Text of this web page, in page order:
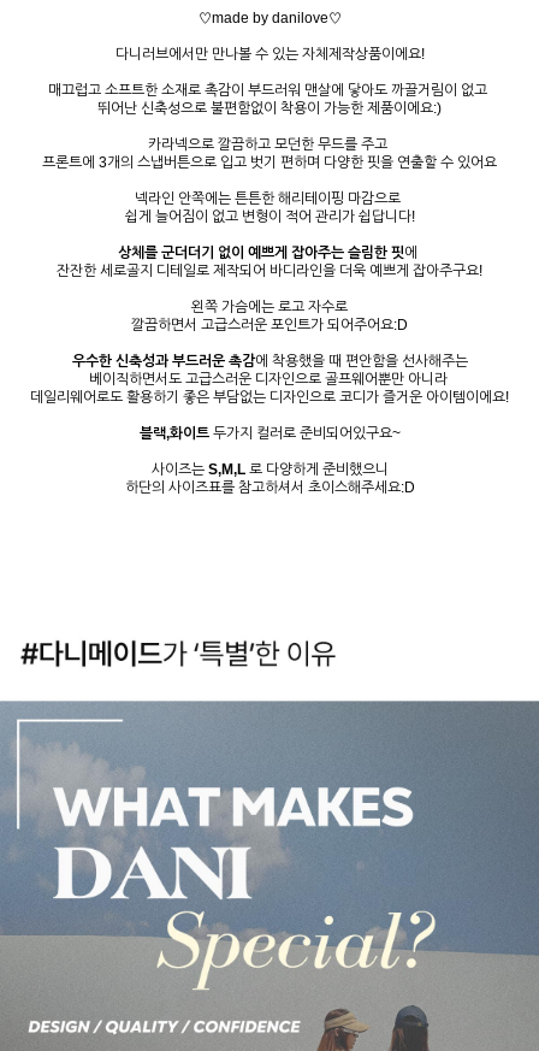
♡made by danilove♡
다니러브에서만 만나볼 수 있는 자체제작상품이에요!
매끄럽고 소프트한 소재로 촉감이 부드러워 맨살에 닿아도 까끌거림이 없고
뛰어난 신축성으로 불편함없이 착용이 가능한 제품이에요:)
카라넥으로 깔끔하고 모던한 무드를 주고
프론트에 3개의 스냅버튼으로 입고 벗기 편하며 다양한 핏을 연출할 수 있어요
넥라인 안쪽에는 튼튼한 해리테이핑 마감으로
쉽게 늘어짐이 없고 변형이 적어 관리가 쉽답니다!
상체를 군더더기 없이 예쁘게 잡아주는 슬림한 핏에
잔잔한 세로골지 디테일로 제작되어 바디라인을 더욱 예쁘게 잡아주구요!
왼쪽 가슴에는 로고 자수로
깔끔하면서 고급스러운 포인트가 되어주어요:D
우수한 신축성과 부드러운 촉감에 착용했을 때 편안함을 선사해주는
베이직하면서도 고급스러운 디자인으로 골프웨어뿐만 아니라
데일리웨어로도 활용하기 좋은 부담없는 디자인으로 코디가 즐거운 아이템이에요!
블랙,화이트두가지 컬러로 준비되어있구요~
사이즈는 S,M,L 로 다양하게 준비했으니
하단의 사이즈표를 참고하셔서 초이스해주세요:D